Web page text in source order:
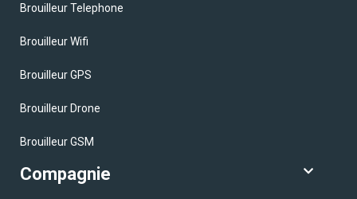
Brouilleur Telephone
Brouilleur Wifi
Brouilleur GPS
Brouilleur Drone
Brouilleur GSM
Compagnie